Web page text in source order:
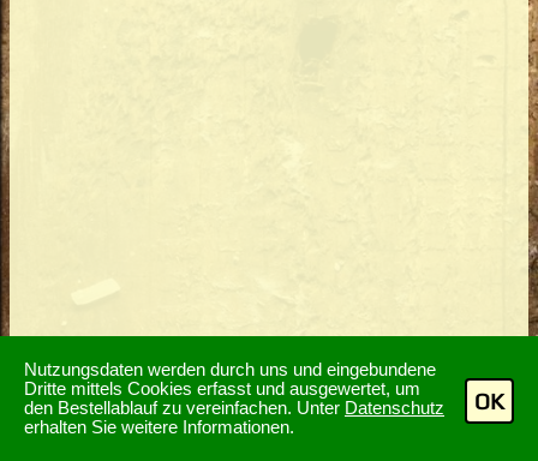
Nutzungsdaten werden durch uns und eingebundene
Dritte mittels Cookies erfasst und ausgewertet, um
den Bestellablauf zu vereinfachen. Unter Datenschutz
erhalten Sie weitere Informationen.
OK